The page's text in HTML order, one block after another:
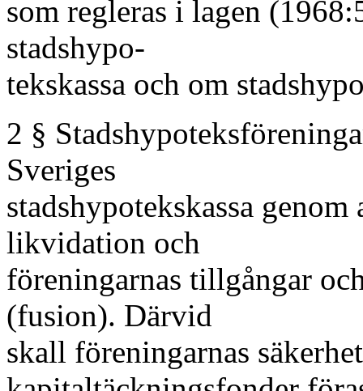
som regleras i lagen
stadshypo-
tekskassa och om
2 §
Sveriges
stadshypotekskassa
likvidation och
föreningarnas tillgångar
(fusion). Därvid
skall föreningarnas